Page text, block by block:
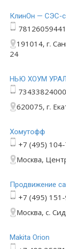
КлинОн — СЭС-
78126059441
191014, г.
24
НЬЮ ХОУМ УРАЛ
73433824000
620075, г.
Хомутофф
+7 (495)
Москва,
Продвижение
+7 (495)
Москва, с.
Makita Orion